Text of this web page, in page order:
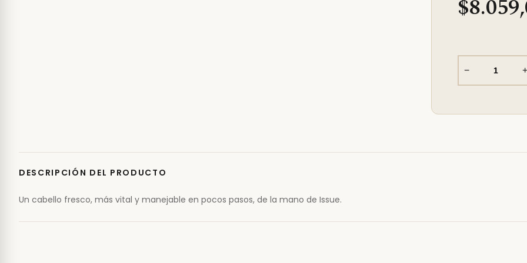
− +
DESCRIPCIÓN DEL PRODUCTO
Un cabello fresco, más vital y manejable en pocos pasos, de la mano de Issue.